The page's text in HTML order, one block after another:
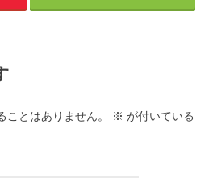
ことはありません。 ※ が付いている